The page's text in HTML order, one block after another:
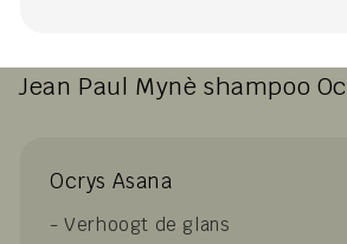
Jean Paul Mynè shampoo
Ocrys Asana
- Verhoogt de glans